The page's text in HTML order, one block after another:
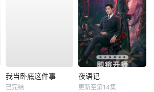
我当卧底这件事
已完结
夜语记
更新至第14集